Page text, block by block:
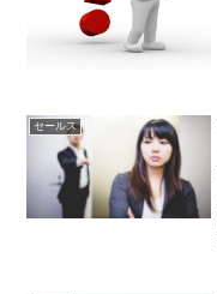
セールス